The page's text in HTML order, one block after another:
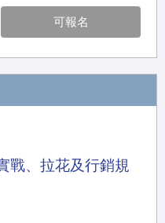
可報名
戰、拉花及行銷規